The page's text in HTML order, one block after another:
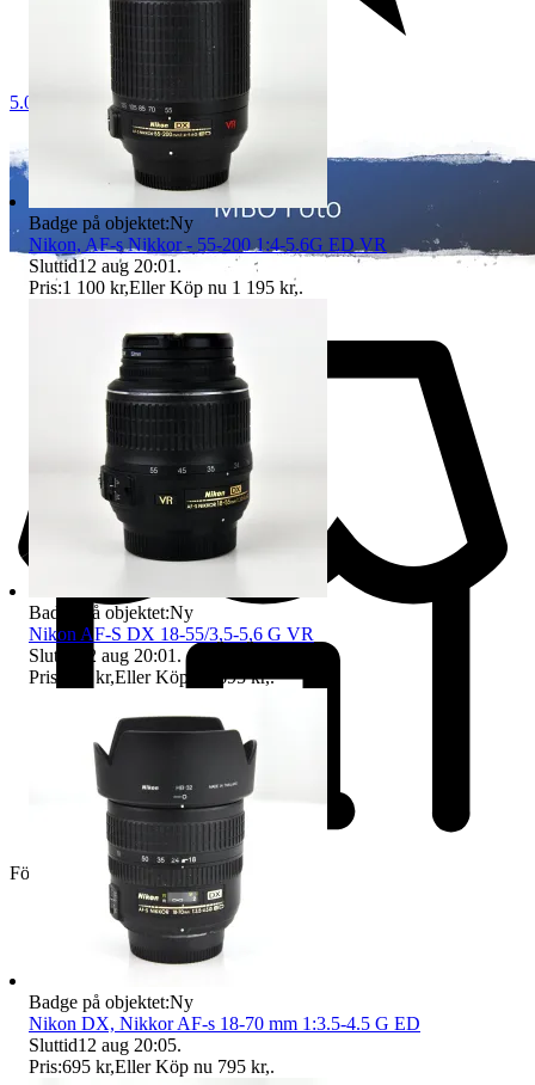
5.0
Företag
Badge på objektet:Ny
Nikon, AF-s Nikkor - 55-200 1:4-5.6G ED VR
Sluttid12 aug 20:01 .
Pris:1 100 kr,Eller Köp nu 1 195 kr,.
Badge på objektet:Ny
Nikon AF-S DX 18-55/3,5-5,6 G VR
Sluttid
12 aug 20:01 .
Pris:
595 kr,Eller Köp nu 695 kr,.
Badge på objektet:Ny
Nikon DX, Nikkor AF-s 18-70 mm 1:3.5-4.5 G ED
Sluttid12 aug 20:05.
Pris:695 kr,Eller Köp nu 795 kr,.